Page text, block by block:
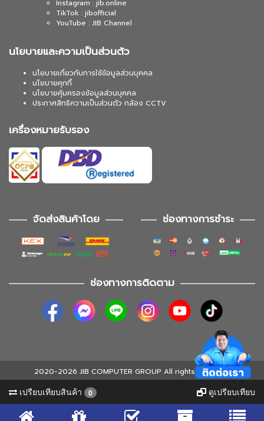
Instagram : jib.online
TikTok : jibofficial
YouTube : JIB Channel
นโยบายและความเป็นส่วนตัว
นโยบายเกี่ยวกับการใช้ข้อมูลส่วนบุคคล
นโยบายคุกกี้
นโยบายคุ้มครองข้อมูลส่วนบุคคล
ประกาศสิทธิความเป็นส่วนตัว กล้อง CCTV
เครื่องหมายรับรอง
จัดส่งสินค้าโดย ช่องทางการชำระ
ช่องทางการติดตาม
2020-2026 JIB COMPUTER GROUP All rights reserved
เปรียบเทียบสินค้า 0 ดูเปรียบเทียบ